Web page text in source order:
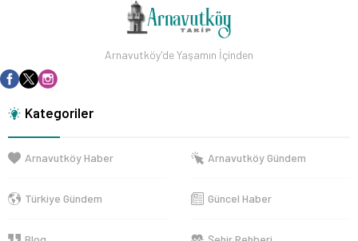
Arnavutköy'de Yaşamın İçinden
Kategoriler
Arnavutköy Haber Arnavutköy Gündem
Türkiye Gündem Güncel Haber